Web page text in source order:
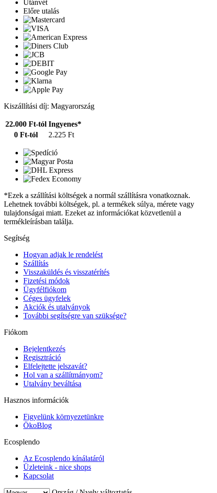
Utánvét
Előre utalás
Kiszállítási díj: Magyarország
22.000 Ft-tól Ingyenes*
0 Ft-tól
2.225 Ft
*Ezek a szállítási költségek a normál szállításra vonatkoznak.
Lehetnek további költségek, pl. a termékek súlya, mérete vagy
tulajdonságai miatt. Ezeket az információkat közvetlenül a
termékleírásban találja.
Segítség
Hogyan adjak le rendelést
Szállítás
Visszaküldés és visszatérítés
Fizetési módok
Ügyfélfiókom
Céges ügyfelek
Akciók és utalványok
További segítségre van szüksége?
Fiókom
Bejelentkezés
Regisztráció
Elfelejtette jelszavát?
Hol van a szállítmányom?
Utalvány beváltása
Hasznos információk
Figyelünk környezetünkre
ÖkoBlog
Ecosplendo
Az Ecosplendo kínálatáról
Üzleteink - nice shops
Kapcsolat